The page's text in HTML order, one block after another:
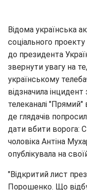
Відома українська
соціального
до президента
звернути увагу на
українському
відзначила
телеканалі
де глядачів
дати вбити ворога:
чоловіка Антіна
опублікувала на
"Відкритий лист
Порошенко. Що